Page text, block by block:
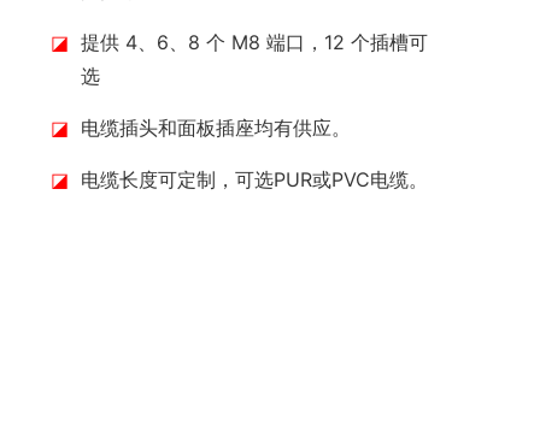
◪ 提供 4、6、8 个 M8 端口，12 个插槽可
选
◪ 电缆插头和面板插座均有供应。
◪ 电缆长度可定制，可选PUR或PVC电缆。